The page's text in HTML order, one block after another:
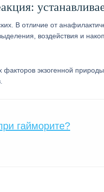
В отличие от
воздействия и
факторов экзогенной
гайморите?